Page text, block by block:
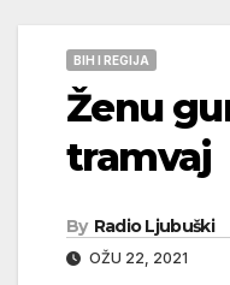
BIH I REGIJA
Ženu
tramvaj
By Radio Ljubuški
OŽU 22, 2021